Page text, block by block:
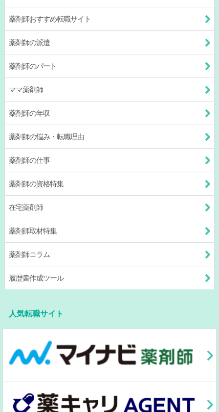
薬剤師おすすめ転職サイト
薬剤師の派遣
薬剤師のパート
ママ薬剤師
薬剤師の年収
薬剤師の悩み・転職理由
薬剤師の仕事
薬剤師の資格特集
在宅薬剤師
薬剤師取材特集
薬剤師コラム
履歴書作成ツール
人気転職サイト